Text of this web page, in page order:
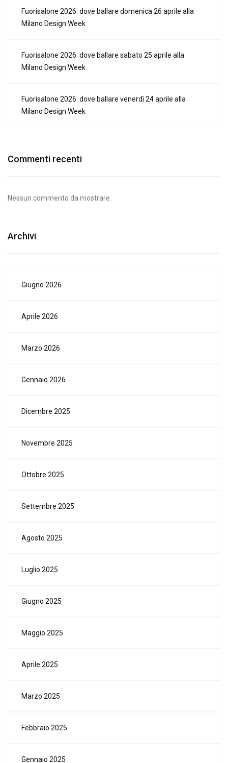
Fuorisalone 2026: dove ballare domenica 26 aprile alla
Milano Design Week
Fuorisalone 2026: dove ballare sabato 25 aprile alla
Milano Design Week
Fuorisalone 2026: dove ballare venerdì 24 aprile alla
Milano Design Week
Commenti recenti
Nessun commento da mostrare.
Archivi
Giugno 2026
Aprile 2026
Marzo 2026
Gennaio 2026
Dicembre 2025
Novembre 2025
Ottobre 2025
Settembre 2025
Agosto 2025
Luglio 2025
Giugno 2025
Maggio 2025
Aprile 2025
Marzo 2025
Febbraio 2025
Gennaio 2025